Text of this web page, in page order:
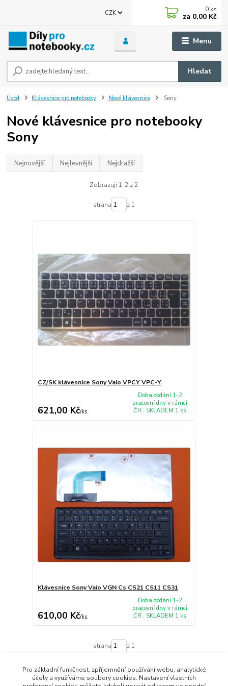
Menu
CZK
Hledat
0 ks
za 0,00 Kč
Úvod Klávesnice pro notebooky Nové klávesnice Sony
Nové klávesnice pro notebooky
Sony
Nejnovější Nejlevnější Nejdražší
Zobrazuji 1-2 z 2
strana z 1
CZ/SK klávesnice Sony Vaio VPCY VPC-Y
621,00 Kč/ks
Doba dodání 1-2
pracovní dny v rámci
ČR , SKLADEM 1 ks
Klávesnice Sony Vaio VGN Cs CS21 CS11 CS31
610,00 Kč/ks
Doba dodání 1-2
pracovní dny v rámci
ČR , SKLADEM 1 ks
strana z 1
Pro základní funkčnost, zpříjemnění používání webu, analytické
účely a využíváme soubory cookies. Nastavení vlastních